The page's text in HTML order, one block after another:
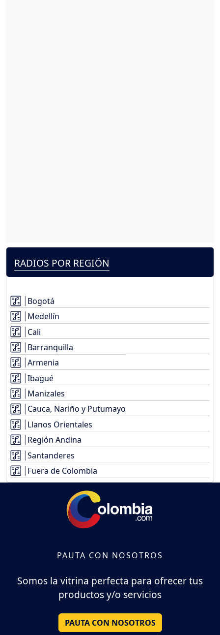
RADIOS POR REGIÓN
Bogotá
Medellín
Cali
Barranquilla
Armenia
Ibagué
Manizales
Cauca, Nariño y Putumayo
Llanos Orientales
Región Andina
Santanderes
Fuera de Colombia
PAUTA CON NOSOTROS
Somos la vitrina perfecta para ofrecer tus
productos y/o servicios
PAUTA CON NOSOTROS